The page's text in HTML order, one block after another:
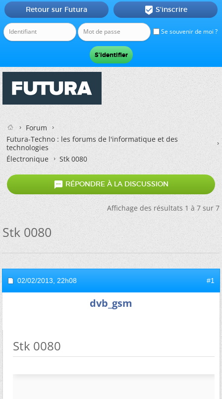
Se souvenir de moi ?
Retour sur Futura  S'inscrire
Forum
Futura-Techno : les forums de l'informatique et des
technologies
Électronique
Stk 0080
 RÉPONDRE À LA DISCUSSION
Affichage des résultats 1 à 7 sur 7
Stk 0080
02/02/2013, 22h08 #1
dvb_gsm
Stk 0080